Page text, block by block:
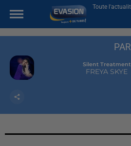
Toute
Silent Treatment
FREYA SKYE